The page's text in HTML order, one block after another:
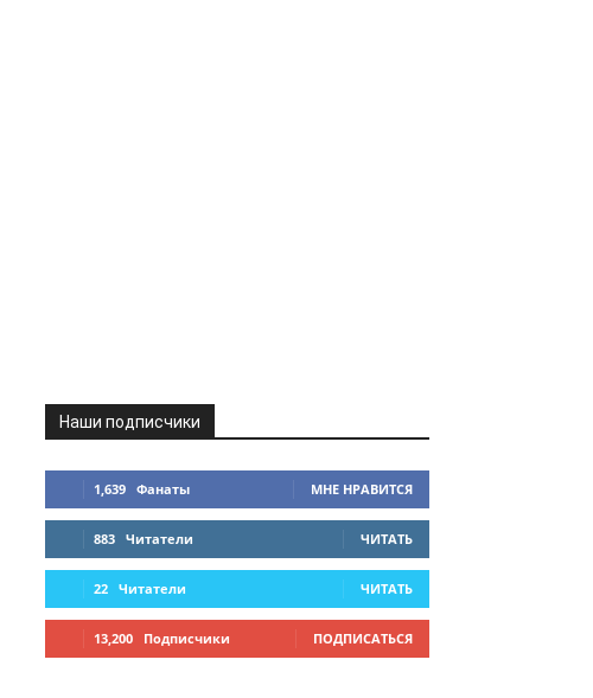
Наши подписчики
1,639 Фанаты МНЕ НРАВИТСЯ
883 Читатели ЧИТАТЬ
22 Читатели ЧИТАТЬ
13,200 Подписчики ПОДПИСАТЬСЯ